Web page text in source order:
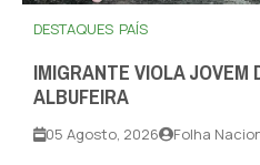
DESTAQUES PAÍS
IMIGRANTE VIOLA JOVEM
ALBUFEIRA
05 Agosto, 2026 Folha